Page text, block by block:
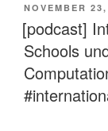
AM
NOVEMBER
[podcast]
Schools